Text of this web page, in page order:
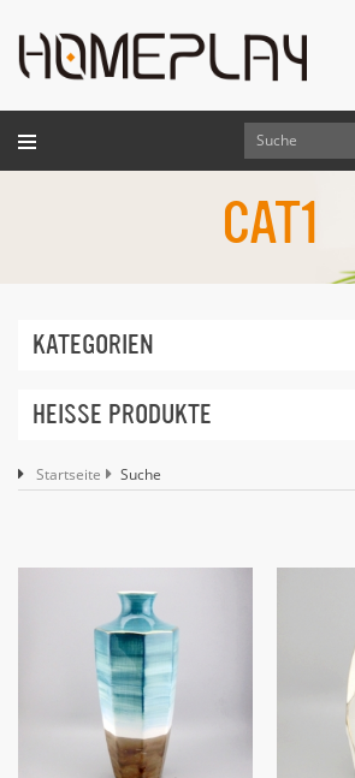
CAT1
KATEGORIEN
HEISSE PRODUKTE
Startseite Suche